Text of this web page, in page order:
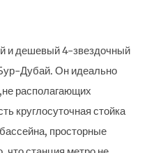
дешевый 4-звездочный
Дубай. Он идеально
располагающих
круглосуточная стойка
просторные